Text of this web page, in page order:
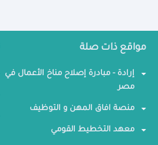
مواقع ذات صلة
إرادة - مبادرة إصلاح مناخ الأعمال في
مصر
منصة افاق المهن و التوظيف
معهد التخطيط القومي